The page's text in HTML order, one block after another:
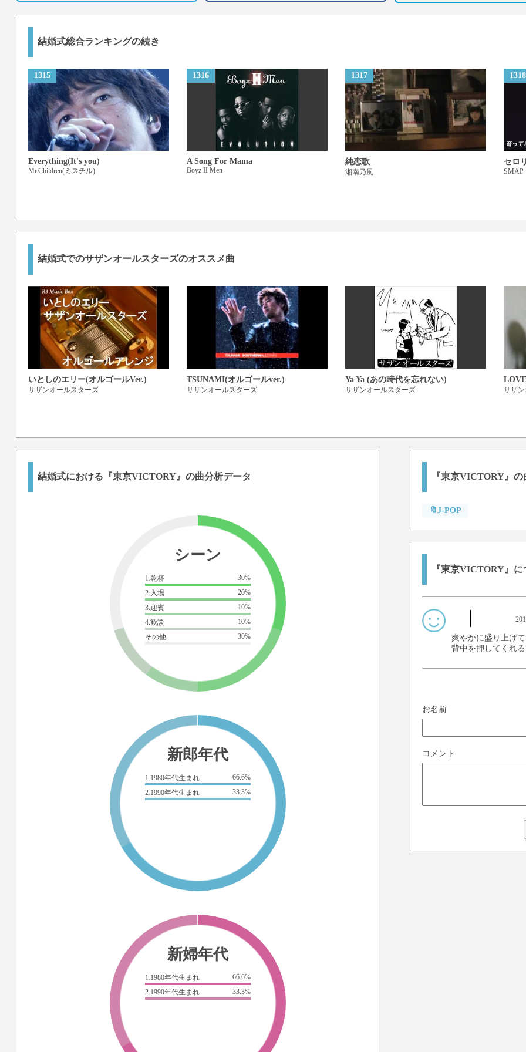
希望の灯火(ともしび)
それは金色(きん)に光る
生命(いのち)の限り旅を続
時を駆けるよ Time goes
変わりゆく My hometown
川の流れのように
ビルの街にも Rising sun
勝利の Final countdown
Wow…
友よ Forever young
みんな頑張って
TOKYO, The world is one!!
We got the victory.
結婚式総合ランキングの続き
1315
Everything(It's you)
Mr.Children(ミスチル)
1316
A Song For Mama
Boyz II Men
1317
純恋歌
湘南乃風
1318
セロ
SMAP
結婚式でのサザンオールスターズのオススメ曲
いとしのエリー(オルゴールVer.)
サザンオールスターズ
TSUNAMI(オルゴールver.)
サザンオールスターズ
Ya Ya (あの時代を忘れない)
サザンオールスターズ サザ
結婚式における『東京VICTORY』の曲分析データ
シーン
1.乾杯
30%
2.入場
20%
3.迎賓
10%
4.歓談
10%
その他
30%
新郎年代
1.1980年代生まれ
66.6%
2.1990年代生まれ
33.3%
新婦年代
1.1980年代生まれ
66.6%
2.1990年代生まれ
33.3%
『東京VICTORY』
🔖J-POP
『東京VICTORY』
爽やかに盛り上げ
背中を押してくれ
お名前
コメント